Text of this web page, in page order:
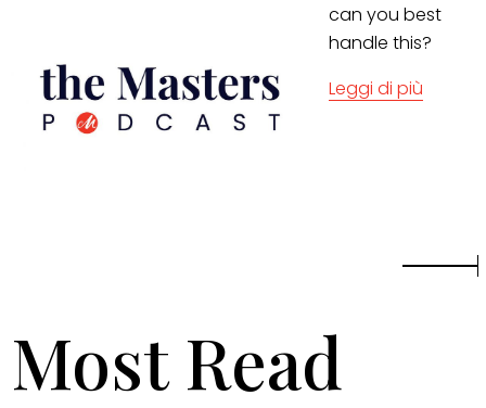
can you best
handle this?
Leggi di più
Most Read